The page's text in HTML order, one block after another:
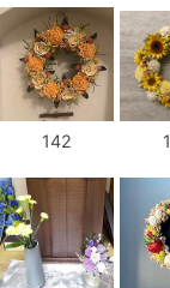
142